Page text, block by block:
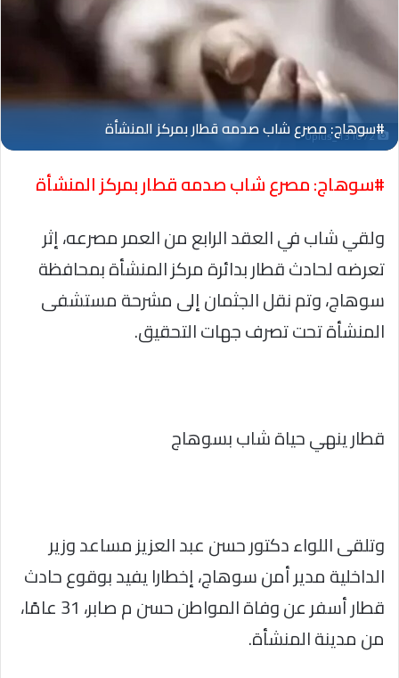
Oplus_131072
#سوهاج: مصرع شاب صدمه قطار بمركز المنشأة
ولقي شاب في العقد الرابع من العمر مصرعه، إثر
تعرضه لحادث قطار بدائرة مركز المنشأة بمحافظة
سوهاج، وتم نقل الجثمان إلى مشرحة مستشفى
المنشأة تحت تصرف جهات التحقيق.
قطار ينهي حياة شاب بسوهاج
وتلقى اللواء دكتور حسن عبد العزيز مساعد وزير
الداخلية مدير أمن سوهاج، إخطارا يفيد بوقوع حادث
قطار أسفر عن وفاة المواطن حسن م صابر، 31 عامًا،
من مدينة المنشأة.